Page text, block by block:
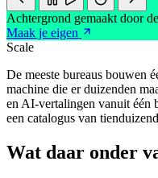
Achtergrond gemaakt door
Maak je eigen
Scale
De meeste bureaus bouwen
machine die er duizenden
en AI-vertalingen vanuit één
een catalogus van
Wat daar onder